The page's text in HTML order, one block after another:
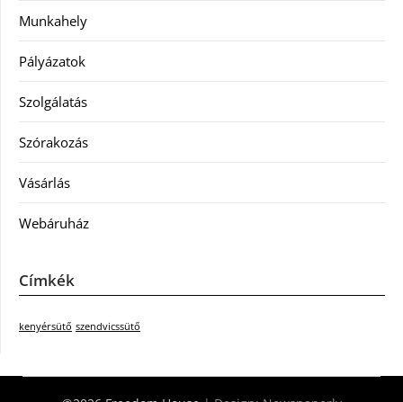
Munkahely
Pályázatok
Szolgálatás
Szórakozás
Vásárlás
Webáruház
Címkék
kenyérsütő szendvicssütő